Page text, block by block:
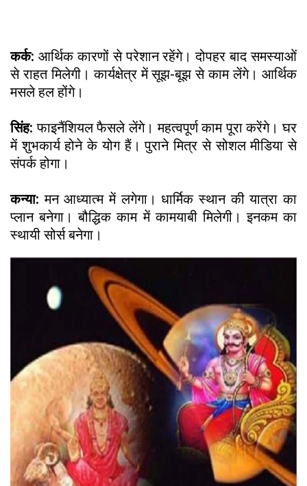
कर्क: आर्थिक कारणों से परेशान रहेंगे। दोपहर बाद समस्याओं
से राहत मिलेगी। कार्यक्षेत्र में सूझ-बूझ से काम लेंगे। आर्थिक
मसले हल होंगे।
सिंह: फाइनैंशियल फैसले लेंगे। महत्वपूर्ण काम पूरा करेंगे। घर
में शुभकार्य होने के योग हैं। पुराने मित्र से सोशल मीडिया से
संपर्क होगा।
कन्या:मन आध्यात्म में लगेगा। धार्मिक स्थान की यात्रा का
प्लान बनेगा। बौद्धिक काम में कामयाबी मिलेगी। इनकम का
स्थायी सोर्स बनेगा।